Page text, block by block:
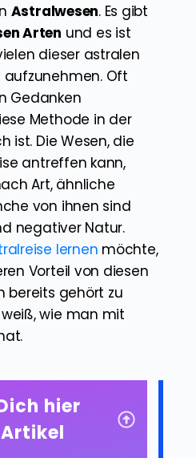
Astralwesen. Es gibt
Arten und es ist
dieser astralen
aufzunehmen. Oft
Gedanken
Methode in der
ist. Die Wesen, die
antreffen kann,
Art, ähnliche
von ihnen sind
negativer Natur.
lernen möchte,
Vorteil von diesen
bereits gehört zu
wie man mit
hier